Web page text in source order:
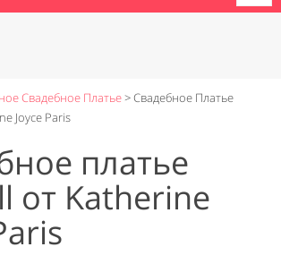
Свадебное Платье>Свадебное Платье
Joyce Paris
платье
от Katherine